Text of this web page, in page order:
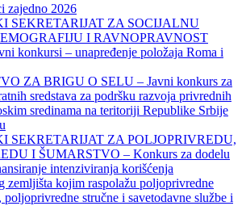
zajedno 2026
SEKRETARIJAT ZA SOCIJALNU
I RAVNOPRAVNOST
konkursi – unapređenje položaja Roma i
ZA BRIGU O SELU – Javni konkurs za
sredstava za podršku razvoja privrednih
sredinama na teritoriji Republike Srbije
SEKRETARIJAT ZA POLJOPRIVREDU,
I ŠUMARSTVO – Konkurs za dodelu
intenziviranja korišćenja
zemljišta kojim raspolažu poljoprivredne
poljoprivredne stručne i savetodavne službe i